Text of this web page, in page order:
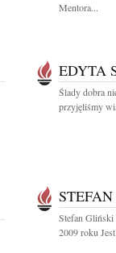
Mentora...
EDYTA
Ślady dobra
przyjęliśmy
Stefan Gliński
2009 roku